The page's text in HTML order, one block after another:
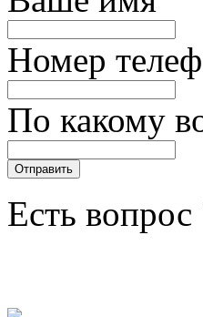
Номер
По какому
Есть вопрос